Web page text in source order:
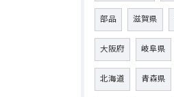
部品 滋賀県
大阪府 岐阜県
北海道 青森県